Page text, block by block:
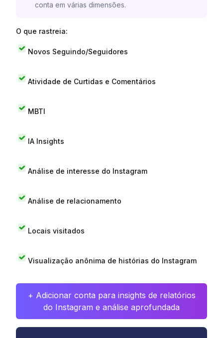
conta em várias dimensões.
O que rastreia:
Novos Seguindo/Seguidores
Atividade de Curtidas e Comentários
MBTI
IA Insights
Análise de interesse do Instagram
Análise de relacionamento
Locais visitados
Visualização anônima de histórias do Instagram
+ Adicionar conta para insights de relatórios
do Instagram e análise aprofundada